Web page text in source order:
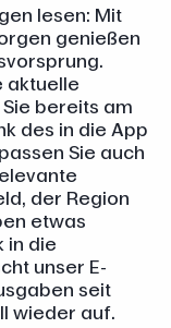
lesen: Mit
genießen
aktuelle
bereits am
des in die App
Sie auch
der Region
etwas
in die
unser E-
seit
wieder auf.